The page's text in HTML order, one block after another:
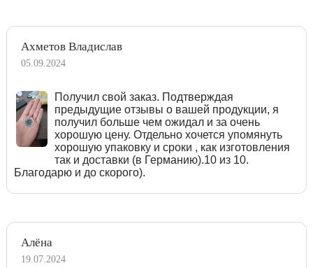
Ахметов Владислав
05.09.2024
Получил свой заказ. Подтверждая
предыдущие отзывы о вашей продукции, я
получил больше чем ожидал и за очень
хорошую цену. Отдельно хочется упомянуть
хорошую упаковку и сроки , как изготовления
так и доставки (в Германию).10 из 10.
Благодарю и до скорого).
Алёна
19.07.2024